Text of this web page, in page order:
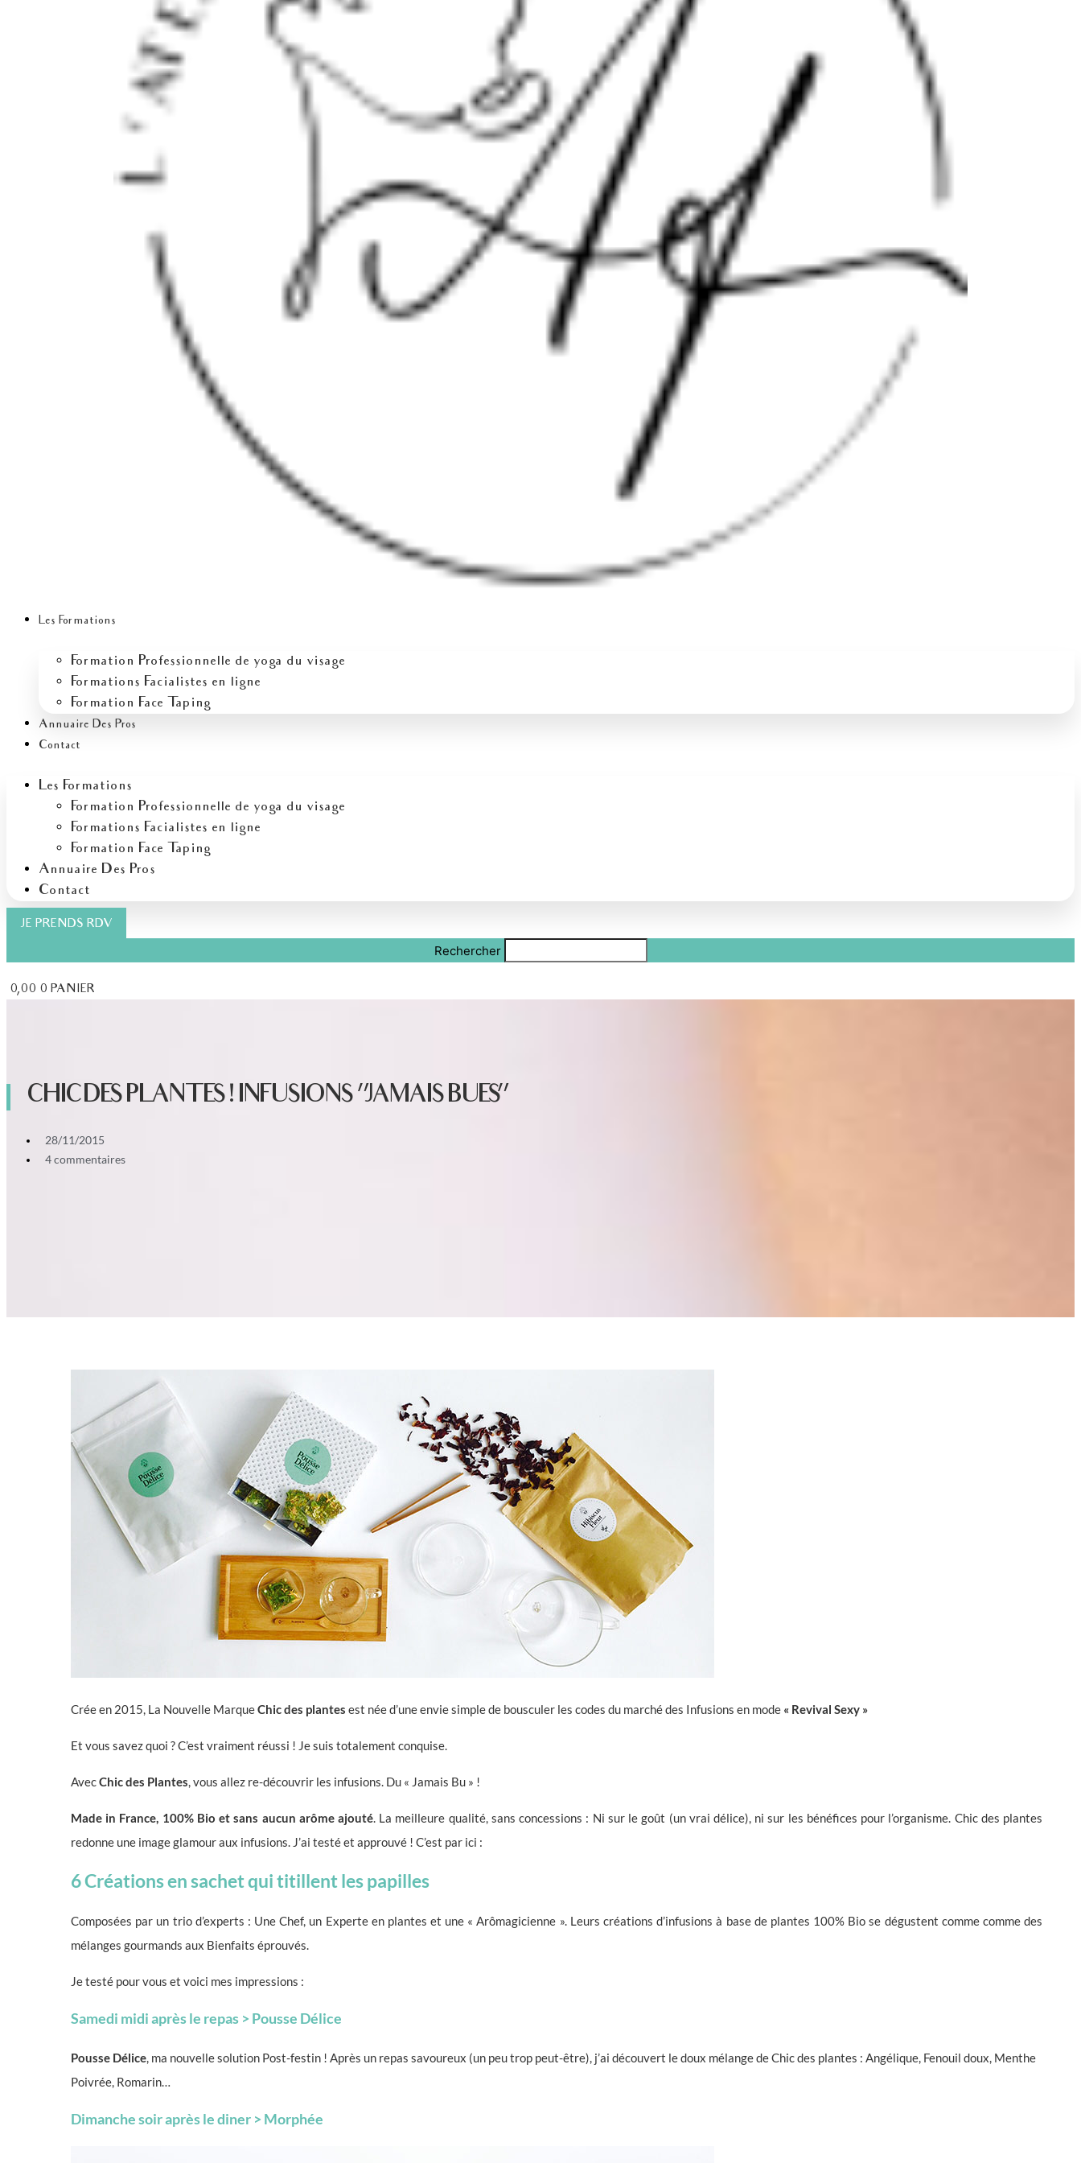
Les Formations
Formation Professionnelle de yoga du visage
Formations Facialistes en ligne
Formation Face Taping
Annuaire Des Pros
Contact
Les Formations
Formation Professionnelle de yoga du visage
Formations Facialistes en ligne
Formation Face Taping
Annuaire Des Pros
Contact
JE PRENDS RDV
Rechercher
0,00 0 PANIER
CHIC DES PLANTES ! INFUSIONS "JAMAIS BUES"
28/11/2015
4 commentaires
Crée en 2015, La Nouvelle MarqueChic des plantes est née d’une envie simple de bousculer les codes du marché des Infusions en mode « Revival Sexy »
Et vous savez quoi ? C’est vraiment réussi ! Je suis totalement conquise.
AvecChic des Plantes, vous allez re-découvrir les infusions. Du « Jamais Bu » !
Made in France, 100% Bio et sans aucun arôme ajouté. La meilleure qualité, sans concessions : Ni sur le goût (un vrai délice), ni sur les bénéfices pour l’organisme. Chic des plantes
redonne une image glamour aux infusions. J’ai testé et approuvé ! C’est par ici :
6 Créations en sachet qui titillent les papilles
Composées par un trio d’experts : Une Chef, un Experte en plantes et une « Arômagicienne ». Leurs créations d’infusions à base de plantes 100% Bio se dégustent comme comme des
mélanges gourmands aux Bienfaits éprouvés.
Je testé pour vous et voici mes impressions :
Samedi midi après le repas > Pousse Délice
Pousse Délice, ma nouvelle solution Post-festin ! Après un repas savoureux (un peu trop peut-être), j’ai découvert le doux mélange de Chic des plantes : Angélique, Fenouil doux, Menthe
Poivrée, Romarin…
Dimanche soir après le diner > Morphée